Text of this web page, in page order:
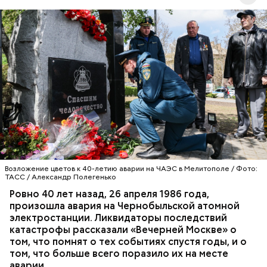
Возложение цветов к 40-летию аварии на ЧАЭС в Мелитополе / Фото:
ТАСС / Александр Полегенько
Ровно 40 лет назад, 26 апреля 1986 года,
произошла авария на Чернобыльской атомной
электростанции. Ликвидаторы последствий
катастрофы рассказали «Вечерней Москве» о
том, что помнят о тех событиях спустя годы, и о
том, что больше всего поразило их на месте
Специалист гражданской обороны Московского
авиацентра Владимир Макеев в 1986 году служил в
Киеве в отдельном механизированном полку
гражданской обороны. На тот момент, когда
произошла авария на Чернобыльской атомной
станции, ему было 26 лет.
АВАРИИ ЧЕРНОБЫЛЬ ИСТОРИЯ
Как гласит предание, совершая паломничество в
Иерусалим, Николай Чудотворец по просьбе
отчаявшихся путников молитвой успокоил
разбушевавшееся море.
смерти трех мужей, невинно осужденных
корыстолюбивым градоначальником.